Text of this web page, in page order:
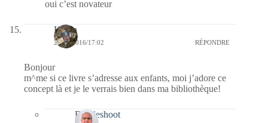
oui c’est novateur
Kévin
21/01/2016/17:02 RÉPONDRE
Bonjour
m^me si ce livre s’adresse aux enfants, moi j’adore ce
concept là et je le verrais bien dans ma bibliothèque!
Bernieshoot